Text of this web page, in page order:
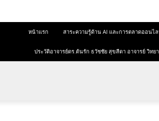
หน้าแรก สาระความรู้ด้าน AI และการตลาดออนไล
ประวัติอาจารย์ดร.ต้นรัก ธวัชชัย สุขสีดา อาจารย์ วิท